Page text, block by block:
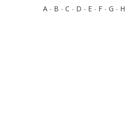
A - B - C - D - E - F - G - H